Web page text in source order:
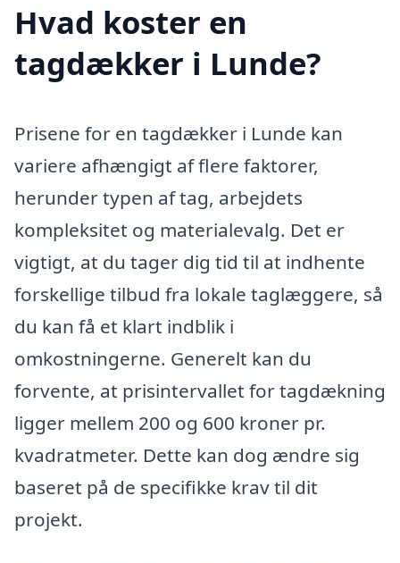
Hvad koster en
tagdækker i Lunde?
Prisene for en tagdækker i Lunde kan
variere afhængigt af flere faktorer,
herunder typen af tag, arbejdets
kompleksitet og materialevalg. Det er
vigtigt, at du tager dig tid til at indhente
forskellige tilbud fra lokale taglæggere, så
du kan få et klart indblik i
omkostningerne. Generelt kan du
forvente, at prisintervallet for tagdækning
ligger mellem 200 og 600 kroner pr.
kvadratmeter. Dette kan dog ændre sig
baseret på de specifikke krav til dit
projekt.